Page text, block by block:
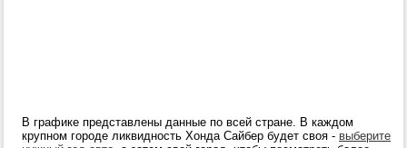
В графике представлены данные по всей стране. В каждом
крупном городе ликвидность Хонда Сайбер будет своя - выберите